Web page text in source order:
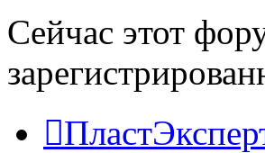
Сейчас этот